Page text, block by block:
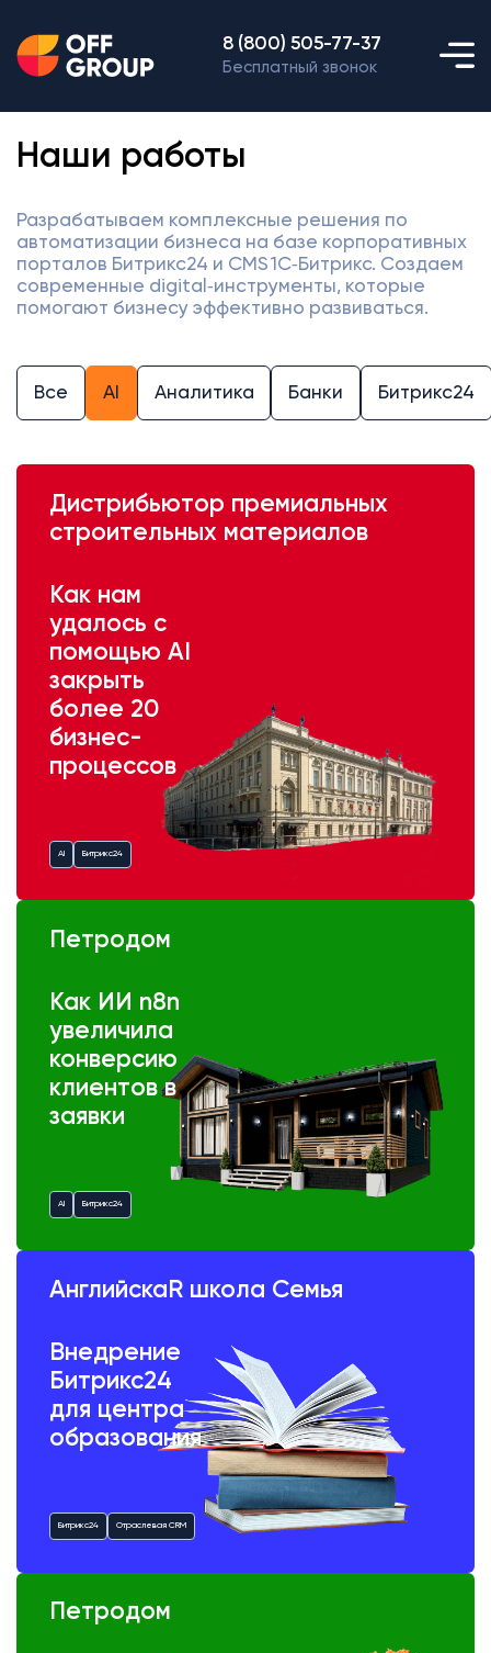
8 (800) 505-77-37
Бесплатный звонок
Наши работы
Разрабатываем комплексные решения по
автоматизации бизнеса на базе корпоративных
порталов Битрикс24 и CMS 1С‑Битрикс. Создаем
современные digital‑инструменты, которые
помогают бизнесу эффективно развиваться.
Все AI Аналитика Банки Битрикс24
Дистрибьютор премиальных
строительных материалов
Как нам
удалось с
помощью AI
закрыть
более 20
бизнес-
процессов
AI Битрикс24
Петродом
Как ИИ n8n
увеличила
конверсию
клиентов в
заявки
AI Битрикс24
АнглийскаR школа Семья
Внедрение
Битрикс24
для центра
образования
Битрикс24 Отраслевая CRM
Петродом